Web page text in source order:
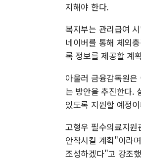
지해야 한다.
복지부는 관리급여
네이버를 통해 체외
록 정보를 제공할 계
아울러 금융감독원
는 방안을 추진한다.
있도록 지원할 예정
고형우 필수의료지
안착시킬 계획"이라
조성하겠다"고 강조